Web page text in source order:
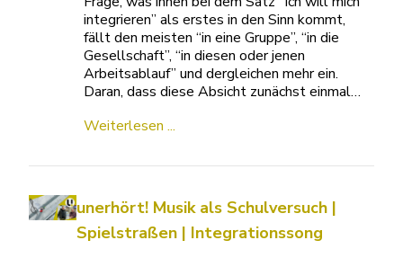
integrieren” als erstes in den Sinn kommt,
fällt den meisten “in eine Gruppe”, “in die
Gesellschaft”, “in diesen oder jenen
Arbeitsablauf” und dergleichen mehr ein.
Daran, dass diese Absicht zunächst einmal…
Weiterlesen ...
unerhört! Musik als Schulversuch |
Spielstraßen | Integrationssong